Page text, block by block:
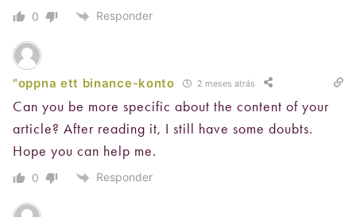
0 Responder
"oppna ett binance-konto 2 meses atrás
Can you be more specific about the content of your
article? After reading it, I still have some doubts.
Hope you can help me.
0 Responder